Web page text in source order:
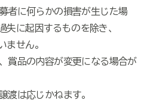
者に何らかの損害が生じた場
失に起因するものを除き、
ません。
賞品の内容が変更になる場合が
渡は応じかねます。